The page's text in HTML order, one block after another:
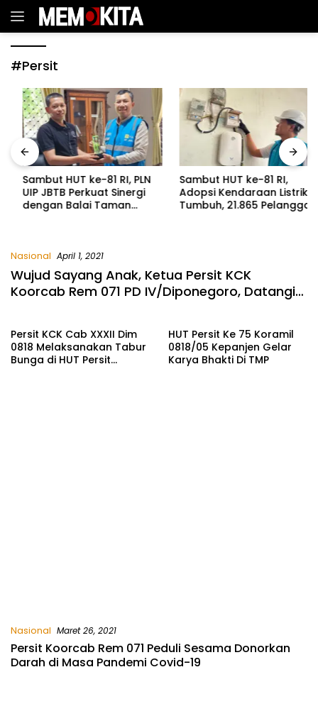
Langsung
#Persit
Sambut HUT ke-81 RI, PLN
UIP JBTB Perkuat Sinergi
dengan Balai Taman
Watudodol/Kalipuro
Sambut HUT ke-81 RI,
Adopsi Kendaraan Listrik
Tumbuh, 21.865 Pelanggan
Nasional April 1, 2021
Wujud Sayang Anak, Ketua Persit KCK
Koorcab Rem 071 PD IV/Diponegoro, Datangi
Persit KCK Cab XXXII Dim
0818 Melaksanakan Tabur
Bunga di HUT Persit
HUT Persit Ke 75 Koramil
0818/05 Kepanjen Gelar
Karya Bhakti Di TMP
Nasional Maret 26, 2021
Persit Koorcab Rem 071 Peduli Sesama Donorkan
Darah di Masa Pandemi Covid-19